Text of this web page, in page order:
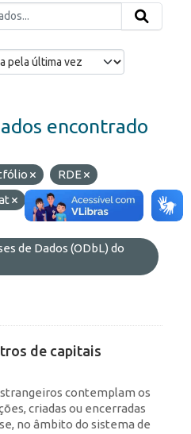
encontrado
RDE
Formatos:
API
de Dados (ODbL) do
de capitais
contemplam os
criadas ou encerradas
no âmbito do sistema de